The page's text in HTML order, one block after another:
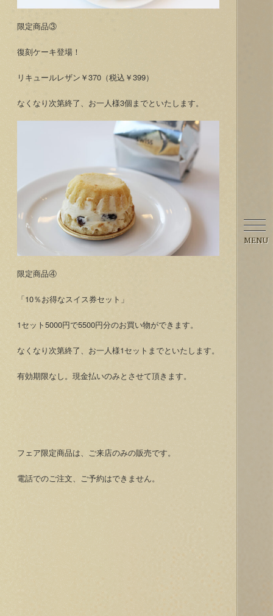
限定商品③
復刻ケーキ登場！
リキュールレザン￥370（税込￥399）
なくなり次第終了、お一人様3個までといたします。
限定商品④
「10％お得なスイス券セット」
1セット5000円で5500円分のお買い物ができます。
なくなり次第終了、お一人様1セットまでといたします。
有効期限なし。現金払いのみとさせて頂きます。
フェア限定商品は、ご来店のみの販売です。
電話でのご注文、ご予約はできません。
MENU